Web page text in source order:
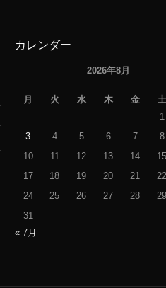
カレンダー
2026年8月
月 火 水 木 金
土
1
3
4 5 6 7
8
10
11 12 13 14
15
17
18 19 20 21
22
24
25 26 27 28
29
31
« 7月